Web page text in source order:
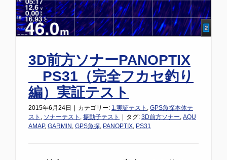
3D前方ソナーPANOPTIX
PS31（完全フカセ釣り
編）実証テスト
2015年6月24日 | カテゴリー: 1.実証テスト
GPS魚探本体テ
スト
ソナーテスト 振動子テスト | タグ: 3D前方ソナー AQU
AMAP, GARMIN GPS魚探 PANOPTIX PS31